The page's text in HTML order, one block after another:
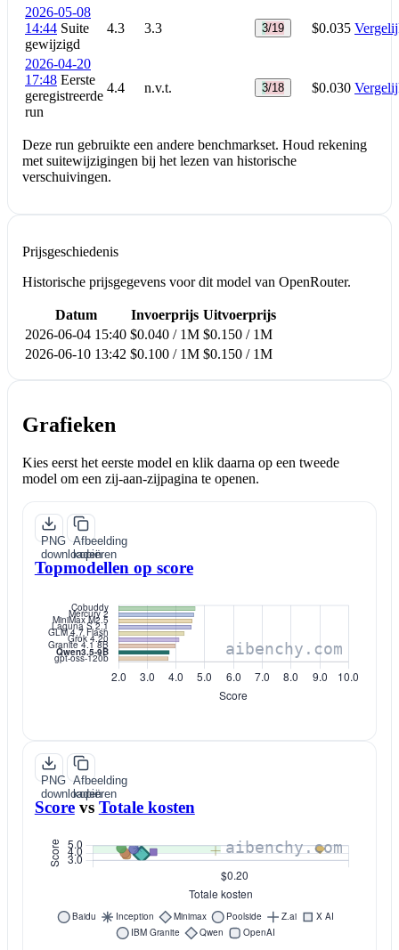
2026-05-08
14:44 Suite
gewijzigd
4.3 3.3 3/19 $0.035
2026-04-20
17:48 Eerste
geregistreerde
run
4.4 n.v.t. 3/18 $0.030
Deze run gebruikte een andere benchmarkset. Houd rekening
met suitewijzigingen bij het lezen van historische
verschuivingen.
Prijsgeschiedenis
Historische prijsgegevens voor dit model van OpenRouter.
Datum Invoerprijs Uitvoerprijs
2026-06-04 15:40 $0.040 / 1M $0.150 / 1M
2026-06-10 13:42 $0.100 / 1M $0.150 / 1M
Grafieken
Kies eerst het eerste model en klik daarna op een tweede
model om een zij-aan-zijpagina te openen.
PNG
downloaden
Afbeelding
kopiëren
Topmodellen op score
PNG
downloaden
Afbeelding
kopiëren
Score vs Totale kosten